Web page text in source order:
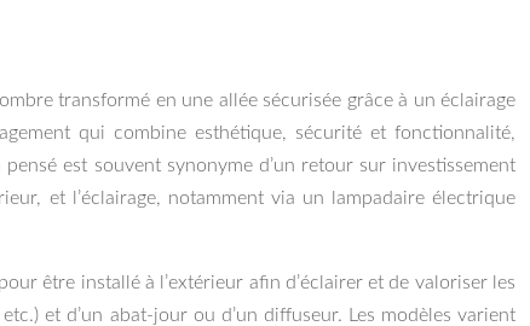
transformé en une allée sécurisée grâce à un éclairage
qui combine esthétique, sécurité et fonctionnalité,
est souvent synonyme d’un retour sur investissement
et l’éclairage, notamment via un lampadaire électrique
être installé à l’extérieur afin d’éclairer et de valoriser les
et d’un abat-jour ou d’un diffuseur. Les modèles varient